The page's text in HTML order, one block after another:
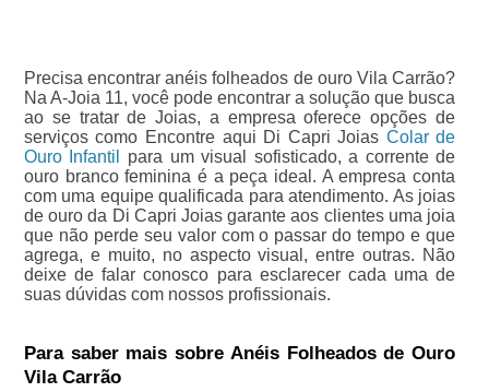
Precisa encontrar anéis folheados de ouro Vila Carrão?
Na A-Joia 11, você pode encontrar a solução que busca
ao se tratar de Joias, a empresa oferece opções de
serviços como Encontre aqui Di Capri Joias Colar de
Ouro Infantil
para um visual sofisticado, a corrente de
ouro branco feminina é a peça ideal. A empresa conta
com uma equipe qualificada para atendimento. As joias
de ouro da Di Capri Joias garante aos clientes uma joia
que não perde seu valor com o passar do tempo e que
agrega, e muito, no aspecto visual, entre outras. Não
deixe de falar conosco para esclarecer cada uma de
suas dúvidas com nossos profissionais.
Para saber mais sobre Anéis Folheados de Ouro
Vila Carrão